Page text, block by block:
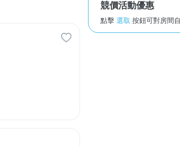
競價活動優惠
點擊 選取 按鈕可對房間